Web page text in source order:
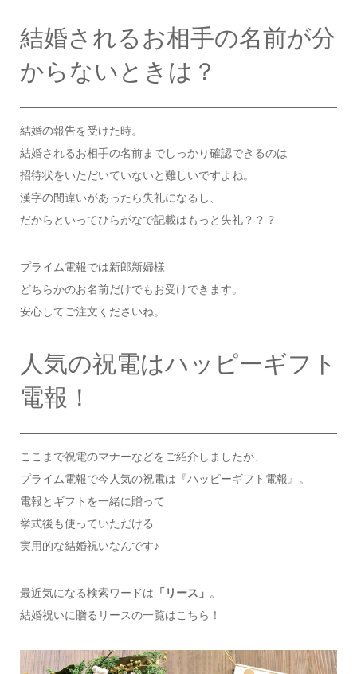
結婚されるお相手の名前が分
からないときは？
結婚の報告を受けた時。
結婚されるお相手の名前までしっかり確認できるのは
招待状をいただいていないと難しいですよね。
漢字の間違いがあったら失礼になるし、
だからといってひらがなで記載はもっと失礼？？？
プライム電報では新郎新婦様
どちらかのお名前だけでもお受けできます。
安心してご注文くださいね。
人気の祝電はハッピーギフト
電報！
ここまで祝電のマナーなどをご紹介しましたが、
プライム電報で今人気の祝電は『ハッピーギフト電報』。
電報とギフトを一緒に贈って
挙式後も使っていただける
実用的な結婚祝いなんです♪
最近気になる検索ワードは 「リース」 。
結婚祝いに贈るリースの一覧はこちら！